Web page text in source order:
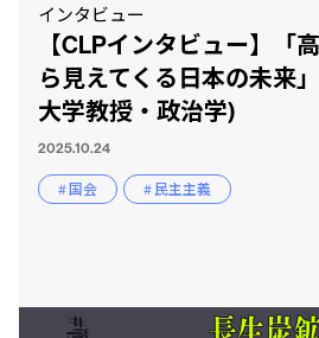
インタビュー
【CLPインタビュー】「
ら見えてくる日本の未来
大学教授・政治学)
2025.10.24
# 国会 # 民主主義